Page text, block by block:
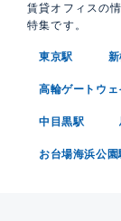
賃貸オフィスの
特集です。
東京駅
高輪ゲートウェ
中目黒駅
お台場海浜公園